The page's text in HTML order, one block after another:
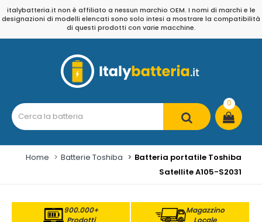
italybatteria.it non è affiliato a nessun marchio OEM. I nomi di marchi e le
designazioni di modelli elencati sono solo intesi a mostrare la compatibilità
di questi prodotti con varie macchine.
0
Home Batterie Toshiba
Batteria portatile Toshiba
Satellite A105-S2031
900.000+
Prodotti
Magazzino
Locale